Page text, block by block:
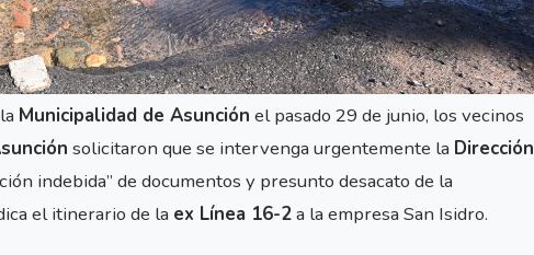
Municipalidad de Asunción el pasado 29 de junio, los vecinos
solicitaron que se intervenga urgentemente la Dirección
indebida” de documentos y presunto desacato de la
el itinerario de la ex Línea 16-2a la empresa San Isidro.